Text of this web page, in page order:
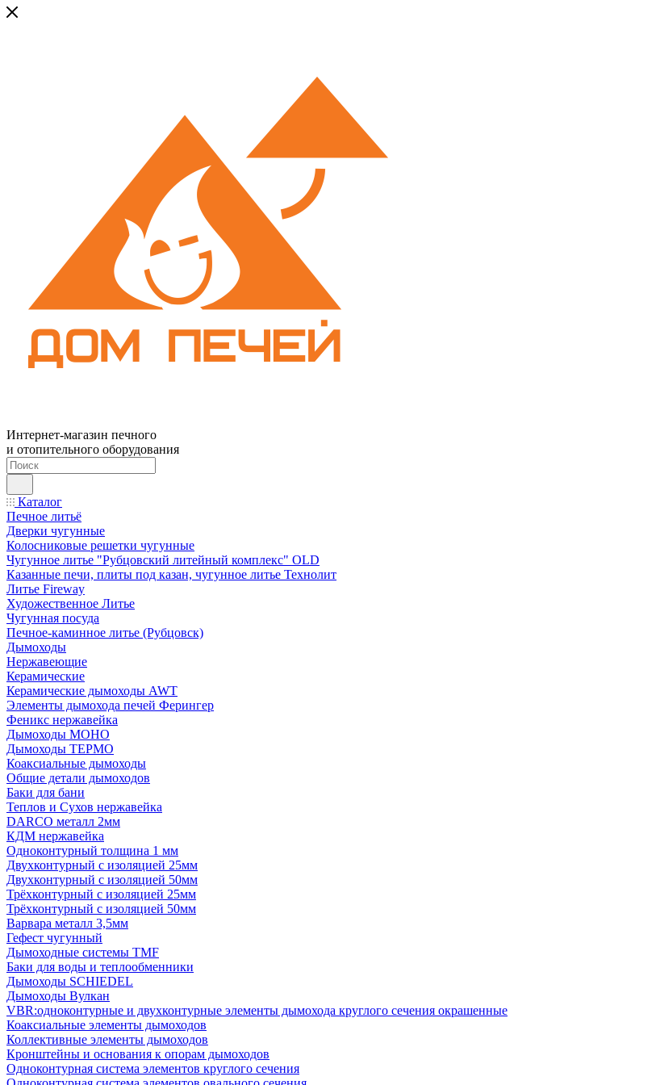
Интернет-магазин печного
и отопительного оборудования
Каталог
Печное литьё
Дверки чугунные
Колосниковые решетки чугунные
Чугунное литье "Рубцовский литейный комплекс" OLD
Казанные печи, плиты под казан, чугунное литье Технолит
Литье Fireway
Художественное Литье
Чугунная посуда
Печное-каминное литье (Рубцовск)
Дымоходы
Нержавеющие
Керамические
Керамические дымоходы AWT
Элементы дымохода печей Ферингер
Феникс нержавейка
Дымоходы МОНО
Дымоходы ТЕРМО
Коаксиальные дымоходы
Общие детали дымоходов
Баки для бани
Теплов и Сухов нержавейка
DARCO металл 2мм
КДМ нержавейка
Одноконтурный толщина 1 мм
Двухконтурный с изоляцией 25мм
Двухконтурный с изоляцией 50мм
Трёхконтурный с изоляцией 25мм
Трёхконтурный с изоляцией 50мм
Варвара металл 3,5мм
Гефест чугунный
Дымоходные системы TMF
Баки для воды и теплообменники
Дымоходы SCHIEDEL
Дымоходы Вулкан
VBR:одноконтурные и двухконтурные элементы дымохода круглого сечения окрашенные
Коаксиальные элементы дымоходов
Коллективные элементы дымоходов
Кронштейны и основания к опорам дымоходов
Одноконтурная система элементов круглого сечения